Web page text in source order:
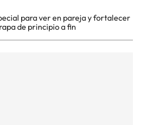
para ver en pareja y fortalecer
de principio a fin